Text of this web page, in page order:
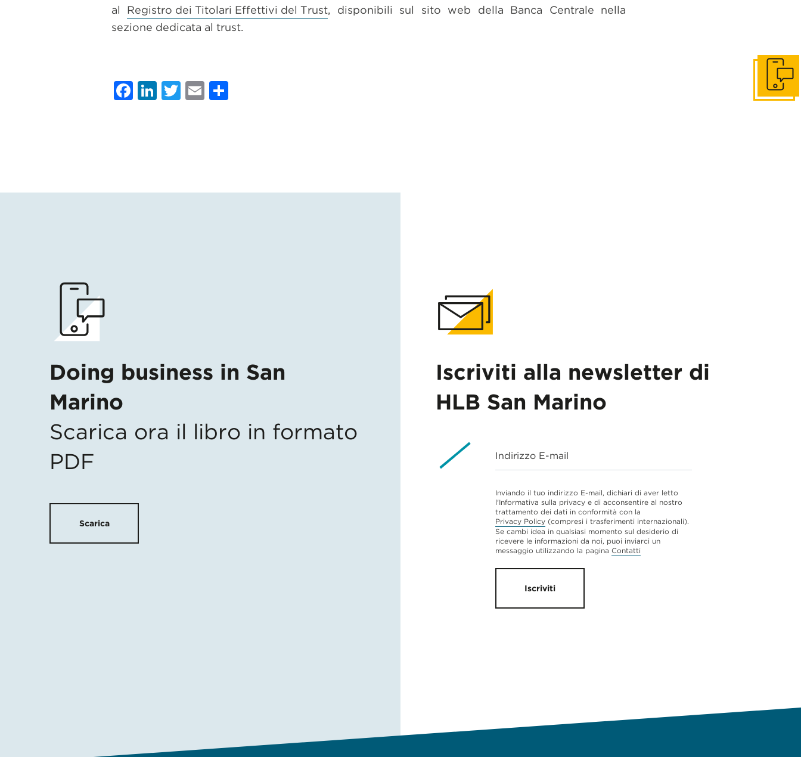
al Registro dei Titolari Effettivi del Trust, disponibili sul sito web della Banca Centrale nella
sezione dedicata al trust.
Facebook
LinkedIn
Twitter
Email
Doing business in San
Marino
Scarica ora il libro in formato
PDF
Scarica
Iscriviti alla newsletter di
HLB San Marino
Indirizzo E-mail
Inviando il tuo indirizzo E-mail, dichiari di aver letto
l'Informativa sulla privacy e di acconsentire al nostro
trattamento dei dati in conformità con la
Privacy Policy (compresi i trasferimenti internazionali).
Se cambi idea in qualsiasi momento sul desiderio di
ricevere le informazioni da noi, puoi inviarci un
messaggio utilizzando la pagina Contatti
Iscriviti
Get in